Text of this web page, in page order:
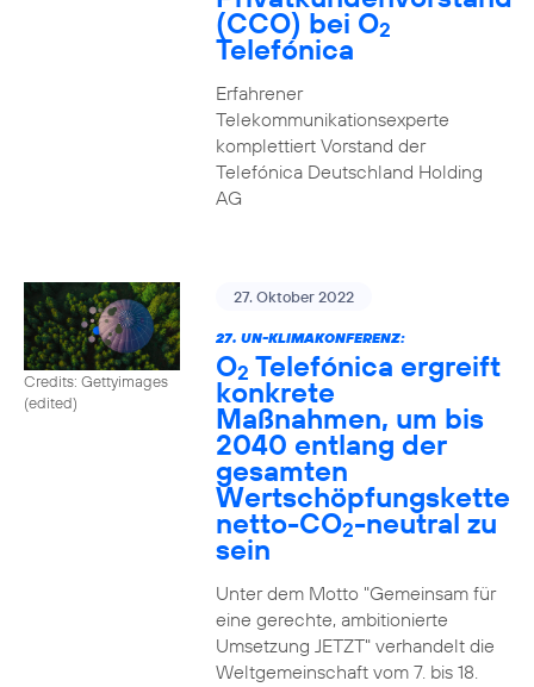
(CCO) bei O2
Telefónica
Erfahrener
Telekommunikationsexperte
komplettiert Vorstand der
Telefónica Deutschland Holding
AG
Credits: Gettyimages
(edited)
27. Oktober 2022
27. UN-KLIMAKONFERENZ:
O2 Telefónica ergreift
konkrete
Maßnahmen, um bis
2040 entlang der
gesamten
Wertschöpfungskette
netto-CO2-neutral zu
sein
Unter dem Motto "Gemeinsam für
eine gerechte, ambitionierte
Umsetzung JETZT" verhandelt die
Weltgemeinschaft vom 7. bis 18.